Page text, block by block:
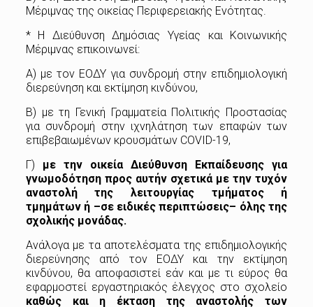
Μέριμνας της οικείας Περιφερειακής Ενότητας.
* Η Διεύθυνση Δημόσιας Υγείας και Κοινωνικής
Μέριμνας επικοινωνεί:
Α) με τον ΕΟΔΥ για συνδρομή στην επιδημιολογική
διερεύνηση και εκτίμηση κινδύνου,
Β) με τη Γενική Γραμματεία Πολιτικής Προστασίας
για συνδρομή στην ιχνηλάτηση των επαφών των
επιβεβαιωμένων κρουσμάτων COVID-19,
Γ) με την οικεία Διεύθυνση Εκπαίδευσης για
γνωμοδότηση προς αυτήν σχετικά με την τυχόν
αναστολή της λειτουργίας τμήματος ή
τμημάτων ή –σε ειδικές περιπτώσεις– όλης της
σχολικής μονάδας.
Ανάλογα με τα αποτελέσματα της επιδημιολογικής
διερεύνησης από τον ΕΟΔΥ και την εκτίμηση
κινδύνου, θα αποφασιστεί εάν και με τι εύρος θα
εφαρμοστεί εργαστηριακός έλεγχος στο σχολείο
καθώς και η έκταση της αναστολής των